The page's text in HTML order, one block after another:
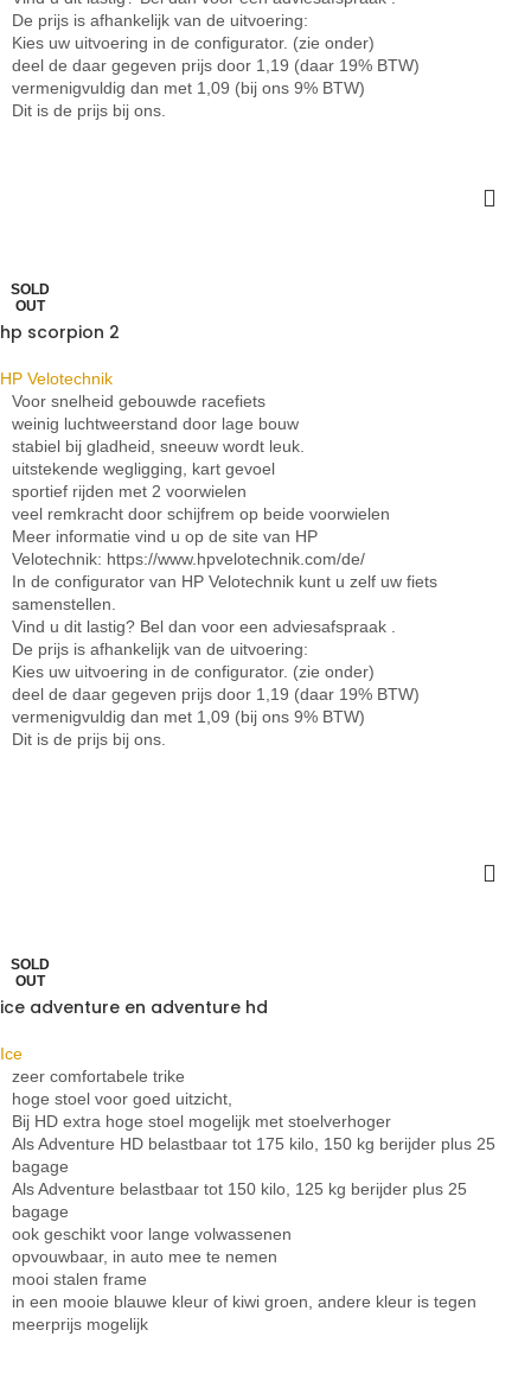
De prijs is afhankelijk van de uitvoering:
Kies uw uitvoering in de configurator. (zie onder)
deel de daar gegeven prijs door 1,19 (daar 19% BTW)
vermenigvuldig dan met 1,09 (bij ons 9% BTW)
Dit is de prijs bij ons.
SOLD
OUT
hp scorpion 2
HP Velotechnik
Voor snelheid gebouwde racefiets
weinig luchtweerstand door lage bouw
stabiel bij gladheid, sneeuw wordt leuk.
uitstekende wegligging, kart gevoel
sportief rijden met 2 voorwielen
veel remkracht door schijfrem op beide voorwielen
Meer informatie vind u op de site van HP
Velotechnik: https://www.hpvelotechnik.com/de/
In de configurator van HP Velotechnik kunt u zelf uw fiets
samenstellen.
Vind u dit lastig? Bel dan voor een adviesafspraak .
De prijs is afhankelijk van de uitvoering:
Kies uw uitvoering in de configurator. (zie onder)
deel de daar gegeven prijs door 1,19 (daar 19% BTW)
vermenigvuldig dan met 1,09 (bij ons 9% BTW)
Dit is de prijs bij ons.
SOLD
OUT
ice adventure en adventure hd
Ice
zeer comfortabele trike
hoge stoel voor goed uitzicht,
Bij HD extra hoge stoel mogelijk met stoelverhoger
Als Adventure HD belastbaar tot 175 kilo, 150 kg berijder plus 25
bagage
Als Adventure belastbaar tot 150 kilo, 125 kg berijder plus 25
bagage
ook geschikt voor lange volwassenen
opvouwbaar, in auto mee te nemen
mooi stalen frame
in een mooie blauwe kleur of kiwi groen, andere kleur is tegen
meerprijs mogelijk